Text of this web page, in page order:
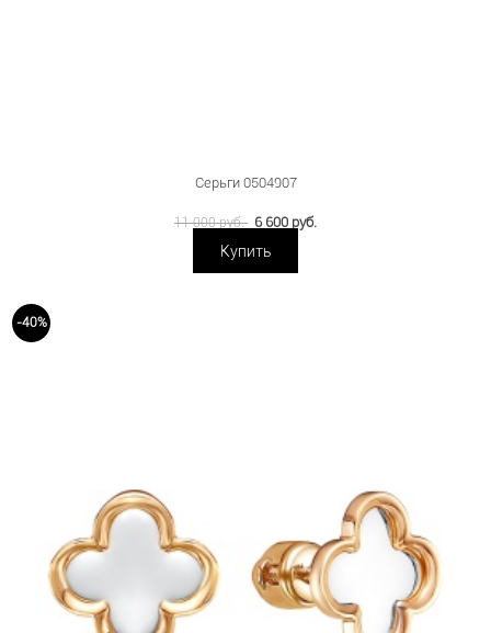
Серьги 0504907
11 000 руб. 6 600 руб.
Купить
-40%